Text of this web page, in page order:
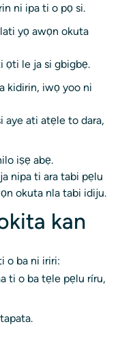
ni ipa ti o pọ si.
yọ awọn okuta
ọti le ja si gbigbẹ.
kidirin, iwọ yoo ni
aye ati atẹle to dara,
iṣẹ abẹ.
nipa ti ara tabi pẹlu
okuta nla tabi idiju.
kan
o ba ni iriri:
ti o ba tẹle pẹlu ríru,